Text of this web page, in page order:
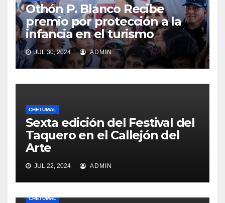
Othón P. Blanco Recibe
premio por protección a la
infancia en el turismo
JUL 30, 2024 ADMIN
CHETUMAL
Sexta edición del Festival del
Taquero en el Callejón del
Arte
JUL 22, 2024 ADMIN
CHETUMAL